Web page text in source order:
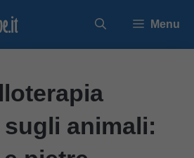
Menu
animali: